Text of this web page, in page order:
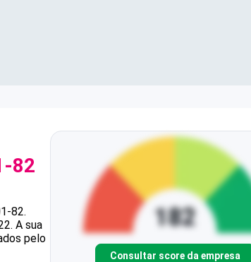
82
82.
A sua
pelo
Consultar score da empresa